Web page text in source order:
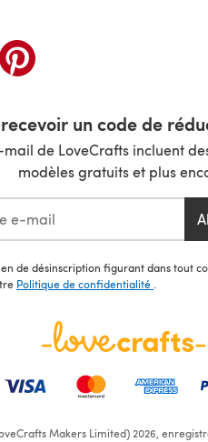
(s'ouvre dans un nouvel
un code de
de LoveCrafts incluent
modèles gratuits et plus
de désinscription figurant dans tout
Politique de confidentialité
Makers Limited) 2026,